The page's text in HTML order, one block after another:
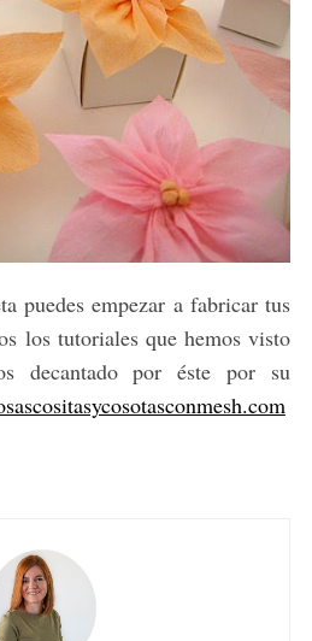
puedes empezar a fabricar tus
los tutoriales que hemos visto
decantado por éste por su